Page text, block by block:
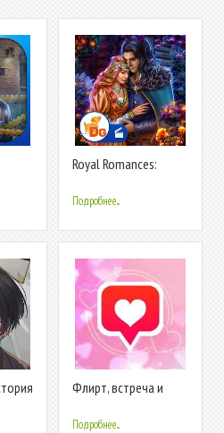
Royal Romances:
Подробнее...
Флирт, встреча и
Подробнее...